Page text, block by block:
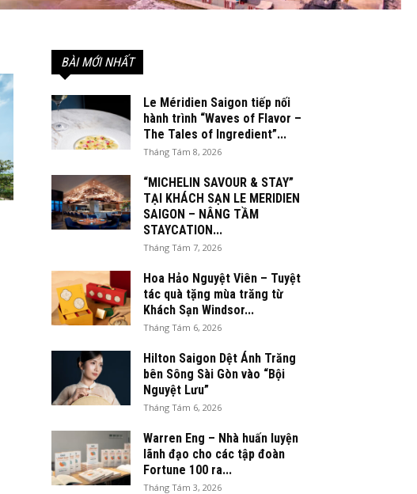
BÀI MỚI NHẤT
Le Méridien Saigon tiếp nối
hành trình “Waves of Flavor –
The Tales of Ingredient”...
Tháng Tám 8, 2026
“MICHELIN SAVOUR & STAY”
TẠI KHÁCH SẠN LE MERIDIEN
SAIGON – NÂNG TẦM
STAYCATION...
Tháng Tám 7, 2026
Hoa Hảo Nguyệt Viên – Tuyệt
tác quà tặng mùa trăng từ
Khách Sạn Windsor...
Tháng Tám 6, 2026
Hilton Saigon Dệt Ánh Trăng
bên Sông Sài Gòn vào “Bội
Nguyệt Lưu”
Tháng Tám 6, 2026
Warren Eng – Nhà huấn luyện
lãnh đạo cho các tập đoàn
Fortune 100 ra...
Tháng Tám 3, 2026